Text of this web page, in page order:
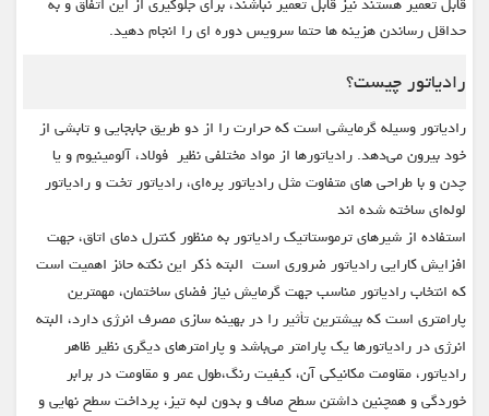
حداقل رساندن هزینه ها حتما سرویس دوره ای را انجام دهید.
رادیاتور چیست؟
رادیاتور وسیله گرمایشی است که حرارت را از دو طریق جابجایی و تابشی از
خود بیرون می‌دهد. رادیاتورها از مواد مختلفی نظیر فولاد، آلومینیوم و یا
چدن و با طراحی های متفاوت مثل رادیاتور پره‌ای، رادیاتور تخت و رادیاتور
لوله‌ای ساخته شده اند
استفاده از شیرهای ترموستاتیک رادیاتور به منظور کنترل دمای اتاق، جهت
افزایش کارایی رادیاتور ضروری است البته ذکر این نکته حائز اهمیت است
که انتخاب رادیاتور مناسب جهت گرمایش نیاز فضای ساختمان، مهمترین
پارامتری است که بیشترین تأثیر را در بهینه سازی مصرف انرژی دارد، البته
انرژی در رادیاتورها یک پارامتر می‌باشد و پارامترهای دیگری نظیر ظاهر
رادیاتور، مقاومت مکانیکی آن، کیفیت رنگ،طول عمر و مقاومت در برابر
خوردگی و همچنین داشتن سطح صاف و بدون لبه تیز، پرداخت سطح نهایی و